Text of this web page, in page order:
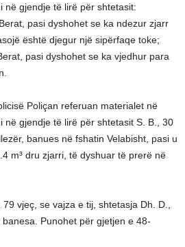
në gjendje të lirë për shtetasit:
pasi dyshohet se ka ndezur zjarr
është djegur një sipërfaqe toke;
pasi dyshohet se ka vjedhur para
Poliçan referuan materialet në
në gjendje të lirë për shtetasit S. B., 30
banues në fshatin Velabisht, pasi u
m³ dru zjarri, të dyshuar të prerë në
vjeç, se vajza e tij, shtetasja Dh. D.,
Punohet për gjetjen e 48-